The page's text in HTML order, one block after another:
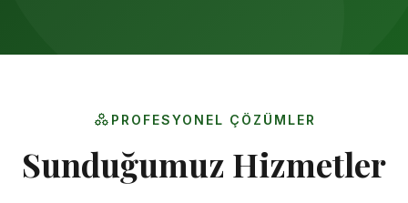
PROFESYONEL ÇÖZÜMLER
Sunduğumuz Hizmetler